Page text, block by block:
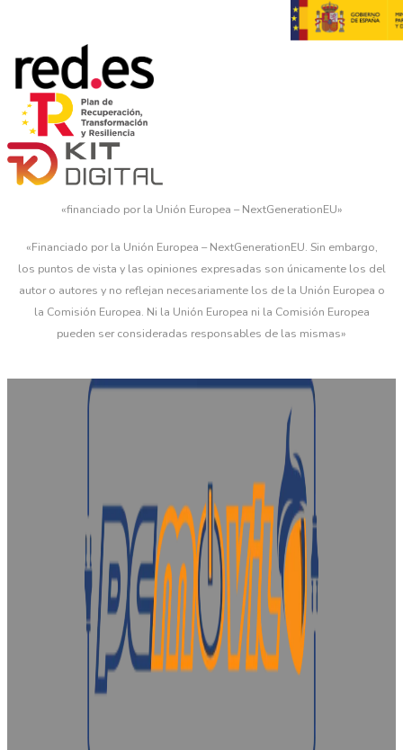
«financiado por la Unión Europea – NextGenerationEU»
«Financiado por la Unión Europea – NextGenerationEU. Sin embargo,
los puntos de vista y las opiniones expresadas son únicamente los del
autor o autores y no reflejan necesariamente los de la Unión Europea o
la Comisión Europea. Ni la Unión Europea ni la Comisión Europea
pueden ser consideradas responsables de las mismas»